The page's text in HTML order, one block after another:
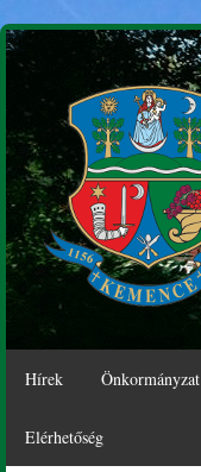
Hírek Önkormányzat
Elérhetőség